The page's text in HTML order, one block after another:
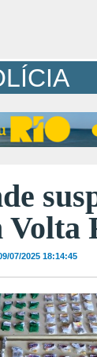
07/2025 18:14:45